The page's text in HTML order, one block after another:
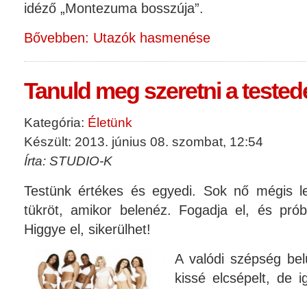
idéző „Montezuma bosszúja”.
Bővebben: Utazók hasmenése
Tanuld meg szeretni a
Kategória: Életünk
Készült: 2013. június 08. szombat, 12:54
Írta: STUDIO-K
Testünk értékes és egyedi. Sok nő mégis
tükröt, amikor belenéz. Fogadja el, és
Higgye el, sikerülhet!
A valódi szépség
kissé elcsépelt, de